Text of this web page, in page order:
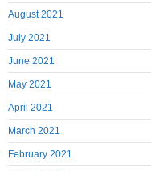
August 2021
July 2021
June 2021
May 2021
April 2021
March 2021
February 2021